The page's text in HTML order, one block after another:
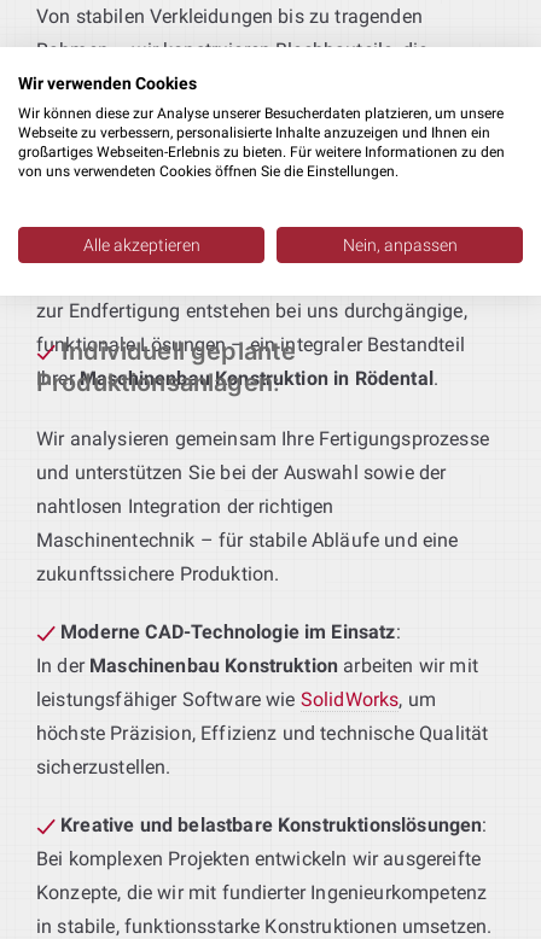
Von stabilen Verkleidungen bis zu tragenden
Rahmen – wir konstruieren Blechbauteile, die
passgenau an Ihre Fertigungsabläufe und
Qualitätsstandards angepasst sind.
Technik für maßgeschneiderte
Sie geben das Produkt vor – wir liefern die passende
zur Endfertigung entstehen bei uns durchgängige,
funktionale Lösungen – ein integraler Bestandteil
IhrerMaschinenbau Konstruktion in Rödental.
Individuell geplante
Produktionsanlagen:
Wir analysieren gemeinsam Ihre Fertigungsprozesse
und unterstützen Sie bei der Auswahl sowie der
nahtlosen Integration der richtigen
Maschinentechnik – für stabile Abläufe und eine
zukunftssichere Produktion.
Moderne CAD-Technologie im Einsatz:
In der Maschinenbau Konstruktion arbeiten wir mit
leistungsfähiger Software wie SolidWorks, um
höchste Präzision, Effizienz und technische Qualität
sicherzustellen.
Kreative und belastbare Konstruktionslösungen:
Bei komplexen Projekten entwickeln wir ausgereifte
Konzepte, die wir mit fundierter Ingenieurkompetenz
in stabile, funktionsstarke Konstruktionen umsetzen.
Wir verwenden Cookies
Wir können diese zur Analyse unserer Besucherdaten platzieren, um unsere
Webseite zu verbessern, personalisierte Inhalte anzuzeigen und Ihnen ein
großartiges Webseiten-Erlebnis zu bieten. Für weitere Informationen zu den
von uns verwendeten Cookies öffnen Sie die Einstellungen.
Alle akzeptieren Nein, anpassen